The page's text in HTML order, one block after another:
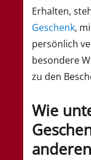
Erhalten,
Geschenk,
persönlich
besondere
zu den
Wie